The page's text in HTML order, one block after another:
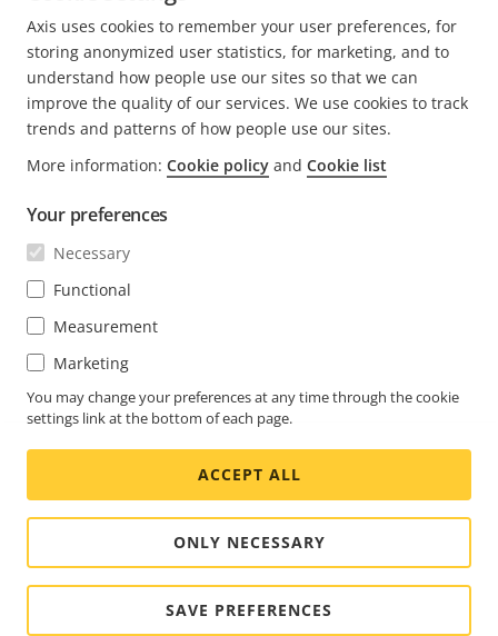
LÖSUNGEN FÜR STÄDTE
Kontaktieren Sie uns
Experience Center
NEWS & STORYS
Life at Axis
Engineering at Axis
ABONNIEREN
Newsletter abonnieren
Abonnieren Sie die E-Mails mit
Sicherheitsbenachrichtigungen von Axis
GERMANY / DEUTSCH NEWSROOM
Social
Media
Facebook
Linkedin
Youtube
X
(Twitter)
Instagram
Cookie settings Impressum
Axis uses cookies to remember your user preferences, for
storing anonymized user statistics, for marketing, and to
understand how people use our sites so that we can
improve the quality of our services. We use cookies to track
trends and patterns of how people use our sites.
More information: Cookie policy and Cookie list
Your preferences
Necessary
Functional
Measurement
Marketing
You may change your preferences at any time through the cookie
settings link at the bottom of each page.
ACCEPT ALL
ONLY NECESSARY
SAVE PREFERENCES